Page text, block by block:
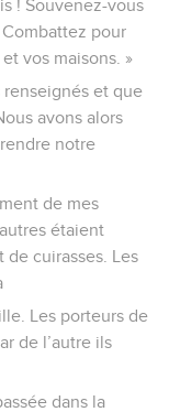
! Souvenez-vous
pour
vos maisons. »
et que
avons alors
notre
de mes
étaient
de cuirasses. Les
Les porteurs de
de l’autre ils
dans la